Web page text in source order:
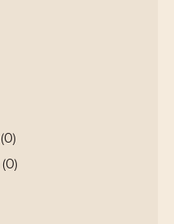
(0)
(0)